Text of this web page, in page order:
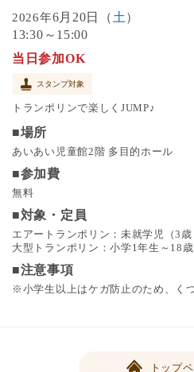
2026年6月20日（ 土 ）
13:30～15:00
当日参加OK
スタンプ対象
トランポリンで楽しくJUMP♪
■場所
あいあい児童館2階 多目的ホール
■参加費
無料
■対象・定員
エアートランポリン：未就学児（3歳
大型トランポリン：小学1年生～18歳
■注意事項
※小学生以上はケガ防止のため、く
トップ